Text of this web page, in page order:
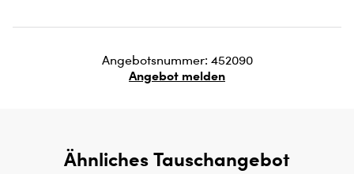
Angebotsnummer: 452090
Angebot melden
Ähnliches Tauschangebot